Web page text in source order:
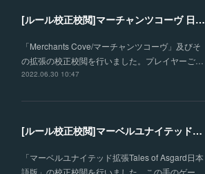
[ルール校正校閲]マーチャンツコーヴ 日本語版
「Merchants Cove/マーチャンツコーヴ」及びそ
の拡張の校正校閲を行いました。プレイヤーご…
2022.06.30 10:47
[ルール校正校閲]マーベルユナイテッド拡張Tales of Asgard 日本語版
「マーベルユナイテッド拡張Tales of Asgard日本